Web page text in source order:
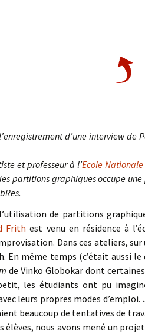
d’une interview
et professeur à l’Ecole
partitions graphiques occupe
de partitions
Frith est venu en résidence à
Dans ces ateliers,
En même temps (c’était aussi
de Vinko Globokar dont
les étudiants ont pu
leurs propres modes d’emploi.
beaucoup de tentatives de
élèves, nous avons mené un